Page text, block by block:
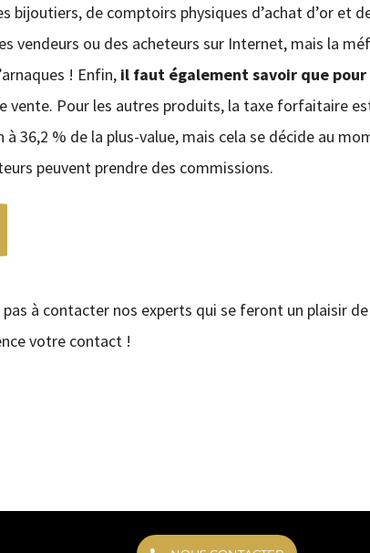
bijoutiers, de comptoirs physiques d’achat d’or et
vendeurs ou des acheteurs sur Internet, mais la
! Enfin,il faut également savoir que pour
vente. Pour les autres produits, la taxe forfaitaire
36,2 % de la plus-value, mais cela se décide au
peuvent prendre des commissions.
pas à contacter nos experts qui se feront un plaisir
votre contact !